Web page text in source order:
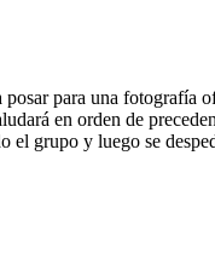
para una fotografía
en orden de
el grupo y luego se